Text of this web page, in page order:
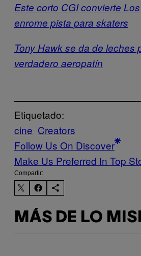
Este corto CGI convierte
enrome pista para skaters
Tony Hawk se da de leches
verdadero aeropatín
Etiquetado:
cine Creators
Follow Us On Discover
Make Us Preferred In Top
Compartir:
MÁS DE LO